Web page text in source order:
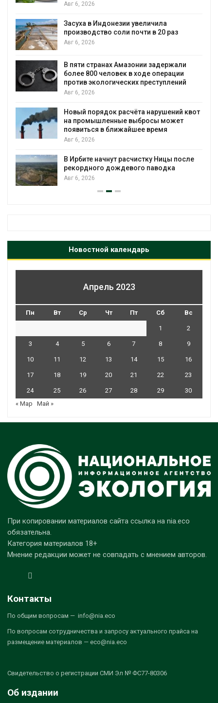
Авг 6, 2026
Засуха в Индонезии увеличила
производство соли почти в 20 раз
Авг 6, 2026
В пяти странах Амазонии задержали
более 800 человек в ходе операции
против экологических преступлений
Авг 6, 2026
Новый порядок расчёта нарушений квот
на промышленные выбросы может
появиться в ближайшее время
Авг 6, 2026
В Ирбите начнут расчистку Ницы после
рекордного дождевого паводка
Авг 6, 2026
Новостной календарь
Апрель 2023
Пн Вт Ср Чт Пт Сб Вс
1 2
3 4 5 6 7 8 9
10 11 12 13 14 15 16
17 18 19 20 21 22 23
24 25 26 27 28 29
30
« Мар
Май »
При копировании материалов сайта ссылка на nia.eco
обязательна.
Категория материалов 18+
Мнение редакции может не совпадать с мнением авторов.
Контакты
По общим вопросам — info@nia.eco
По вопросам сотрудничества и запросу актуального прайса на
размещение материалов — eco@nia.eco
Свидетельство о регистрации СМИ Эл № ФС77-80306
Об издании